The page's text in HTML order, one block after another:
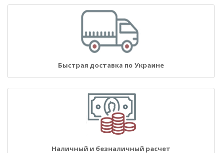
Быстрая доставка по Украине
Наличный и безналичный расчет